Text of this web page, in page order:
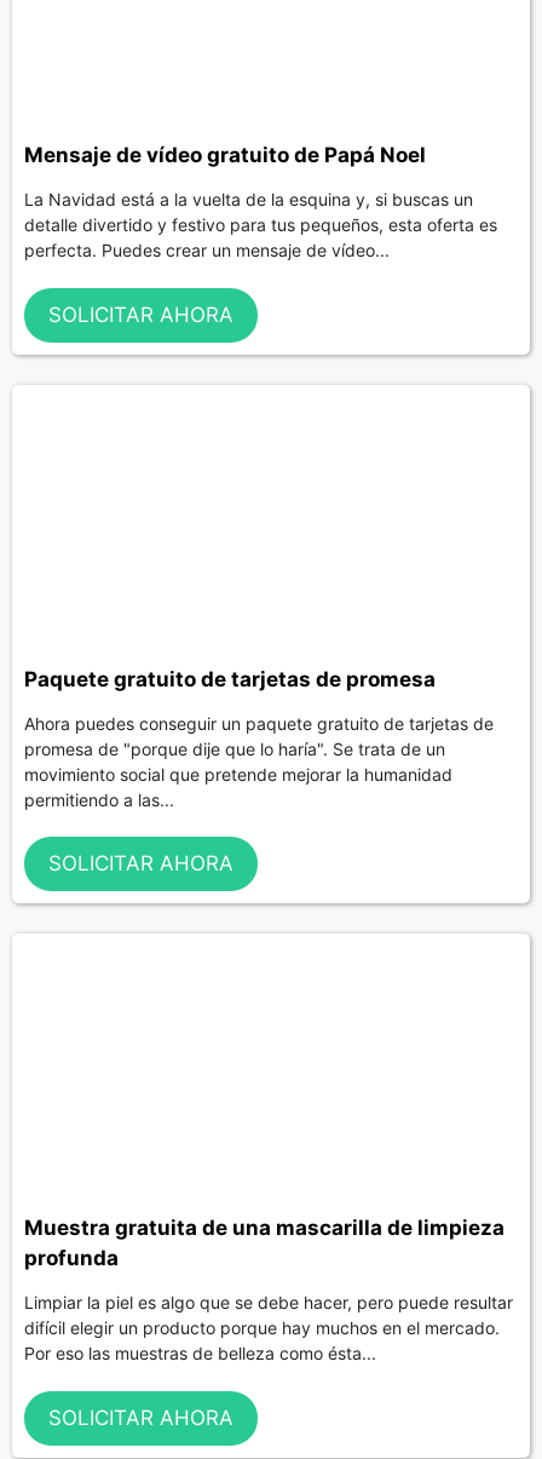
Mensaje de vídeo gratuito de Papá Noel
La Navidad está a la vuelta de la esquina y, si buscas un
detalle divertido y festivo para tus pequeños, esta oferta es
perfecta. Puedes crear un mensaje de vídeo...
SOLICITAR AHORA
Paquete gratuito de tarjetas de promesa
Ahora puedes conseguir un paquete gratuito de tarjetas de
promesa de "porque dije que lo haría". Se trata de un
movimiento social que pretende mejorar la humanidad
permitiendo a las...
SOLICITAR AHORA
Muestra gratuita de una mascarilla de limpieza
profunda
Limpiar la piel es algo que se debe hacer, pero puede resultar
difícil elegir un producto porque hay muchos en el mercado.
Por eso las muestras de belleza como ésta...
SOLICITAR AHORA